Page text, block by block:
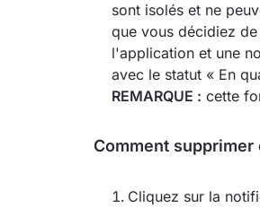
sont isolés et ne
que vous décidiez
l'application et une
avec le statut « En
REMARQUE : cette
Comment
Cliquez sur la